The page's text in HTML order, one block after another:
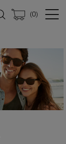
(0)